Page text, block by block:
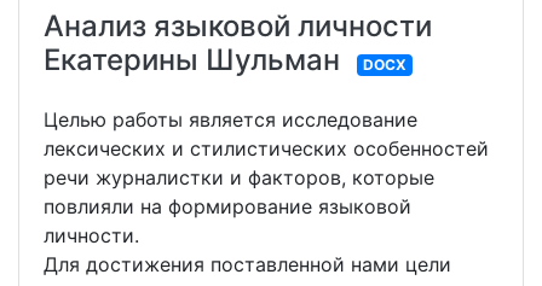
Анализ языковой личности
Екатерины Шульман
DOCX
Целью работы является исследование
лексических и стилистических особенностей
речи журналистки и факторов, которые
повлияли на формирование языковой
личности.
Для достижения поставленной нами цели